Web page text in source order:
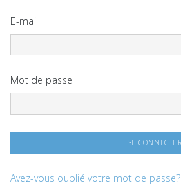
E-mail
Mot de passe
Avez-vous oublié votre mot de passe?